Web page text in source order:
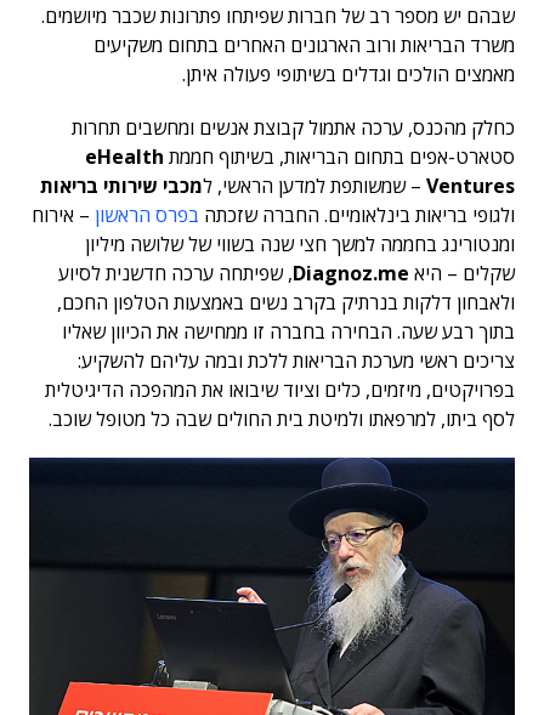
שבהם יש מספר רב של חברות שפיתחו פתרונות שכבר מיושמים.
משרד הבריאות ורוב הארגונים האחרים בתחום משקיעים
מאמצים הולכים וגדלים בשיתופי פעולה איתן.
כחלק מהכנס, ערכה אתמול קבוצת אנשים ומחשבים תחרות
סטארט-אפים בתחום הבריאות, בשיתוף חממת eHealth
Ventures – שמשותפת למדען הראשי, למכבי שירותי בריאות
ולגופי בריאות בינלאומיים. החברה שזכתה בפרס הראשון – אירוח
ומנטורינג בחממה למשך חצי שנה בשווי של שלושה מיליון
שקלים – היא Diagnoz.me, שפיתחה ערכה חדשנית לסיוע
ולאבחון דלקות בנרתיק בקרב נשים באמצעות הטלפון החכם,
בתוך רבע שעה. הבחירה בחברה זו ממחישה את הכיוון שאליו
צריכים ראשי מערכת הבריאות ללכת ובמה עליהם להשקיע:
בפרויקטים, מיזמים, כלים וציוד שיבואו את המהפכה הדיגיטלית
לסף ביתו, למרפאתו ולמיטת בית החולים שבה כל מטופל שוכב.